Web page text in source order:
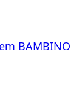
BAMBINO